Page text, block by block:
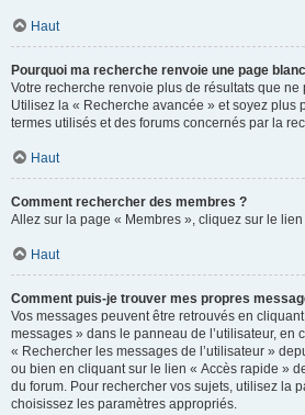
Haut
Pourquoi ma recherche renvoie une page
Votre recherche renvoie plus de résultats que
Utilisez la « Recherche avancée » et soyez plus
termes utilisés et des forums concernés par la
Haut
Comment rechercher des membres ?
Allez sur la page « Membres », cliquez sur le
Haut
Comment puis-je trouver mes propres
Vos messages peuvent être retrouvés en
messages » dans le panneau de l’utilisateur, en
« Rechercher les messages de l’utilisateur »
ou bien en cliquant sur le lien « Accès rapide »
du forum. Pour rechercher vos sujets, utilisez la
choisissez les paramètres appropriés.